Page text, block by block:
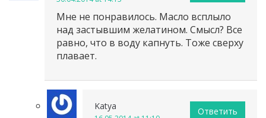
Мне не понравилось. Масло всплыло
над застывшим желатином. Cмысл? Все
равно, что в воду капнуть. Тоже сверху
плавает.
Katya Ответить